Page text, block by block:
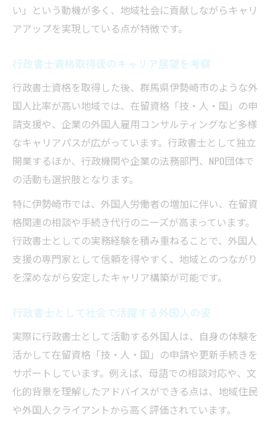
い」という動機が多く、地域社会に貢献しながらキャリ
アアップを実現している点が特徴です。
行政書士資格取得後のキャリア展望を考察
行政書士資格を取得した後、群馬県伊勢崎市のような外
国人比率が高い地域では、在留資格「技・人・国」の申
請支援や、企業の外国人雇用コンサルティングなど多様
なキャリアパスが広がっています。行政書士として独立
開業するほか、行政機関や企業の法務部門、NPO団体で
の活動も選択肢となります。
特に伊勢崎市では、外国人労働者の増加に伴い、在留資
格関連の相談や手続き代行のニーズが高まっています。
行政書士としての実務経験を積み重ねることで、外国人
支援の専門家として信頼を得やすく、地域とのつながり
を深めながら安定したキャリア構築が可能です。
行政書士として社会で活躍する外国人の姿
実際に行政書士として活動する外国人は、自身の体験を
活かして在留資格「技・人・国」の申請や更新手続きを
サポートしています。例えば、母語での相談対応や、文
化的背景を理解したアドバイスができる点は、地域住民
や外国人クライアントから高く評価されています。